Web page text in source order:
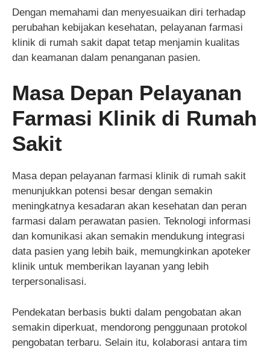
Dengan memahami dan menyesuaikan diri terhadap
perubahan kebijakan kesehatan, pelayanan farmasi
klinik di rumah sakit dapat tetap menjamin kualitas
dan keamanan dalam penanganan pasien.
Masa Depan Pelayanan
Farmasi Klinik di Rumah
Sakit
Masa depan pelayanan farmasi klinik di rumah sakit
menunjukkan potensi besar dengan semakin
meningkatnya kesadaran akan kesehatan dan peran
farmasi dalam perawatan pasien. Teknologi informasi
dan komunikasi akan semakin mendukung integrasi
data pasien yang lebih baik, memungkinkan apoteker
klinik untuk memberikan layanan yang lebih
terpersonalisasi.
Pendekatan berbasis bukti dalam pengobatan akan
semakin diperkuat, mendorong penggunaan protokol
pengobatan terbaru. Selain itu, kolaborasi antara tim